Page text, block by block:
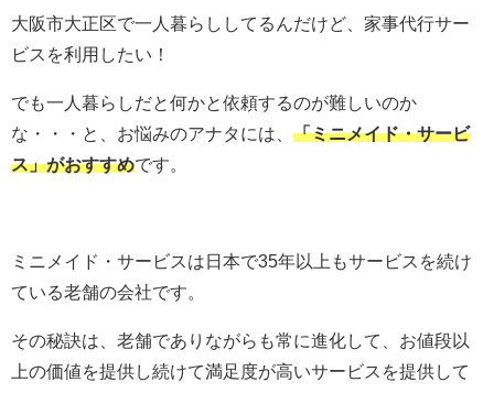
大阪市大正区で一人暮らししてるんだけど、家事代行サー
ビスを利用したい！
でも一人暮らしだと何かと依頼するのが難しいのか
な・・・と、お悩みのアナタには、 「ミニメイド・サービ
ス」がおすすめです。
ミニメイド・サービスは日本で35年以上もサービスを続け
ている老舗の会社です。
その秘訣は、老舗でありながらも常に進化して、お値段以
上の価値を提供し続けて満足度が高いサービスを提供して